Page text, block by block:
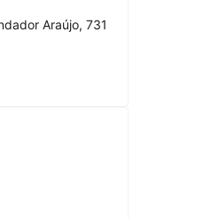
Araújo, 731